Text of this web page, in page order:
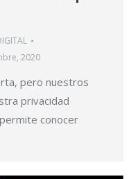
2020
pero nuestros
privacidad
conocer